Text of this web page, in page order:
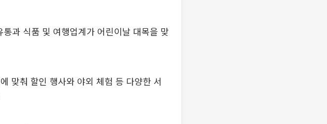
과 식품 및 여행업계가 어린이날 대목을 맞
맞춰 할인 행사와 야외 체험 등 다양한 서